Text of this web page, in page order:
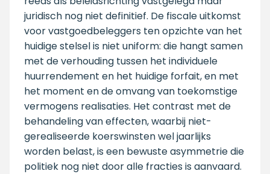
juridisch nog niet definitief. De fiscale uitkomst
voor vastgoedbeleggers ten opzichte van het
huidige stelsel is niet uniform: die hangt samen
met de verhouding tussen het individuele
huurrendement en het huidige forfait, en met
het moment en de omvang van toekomstige
vermogens realisaties. Het contrast met de
behandeling van effecten, waarbij niet-
gerealiseerde koerswinsten wel jaarlijks
worden belast, is een bewuste asymmetrie die
politiek nog niet door alle fracties is aanvaard.